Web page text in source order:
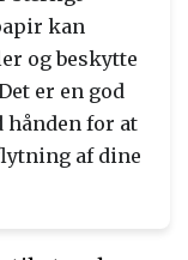
kan
og beskytte
er en god
hånden for at
af dine